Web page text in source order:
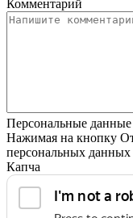
Комментарий
Персональные данные
Нажимая на кнопку
персональных данных
Капча